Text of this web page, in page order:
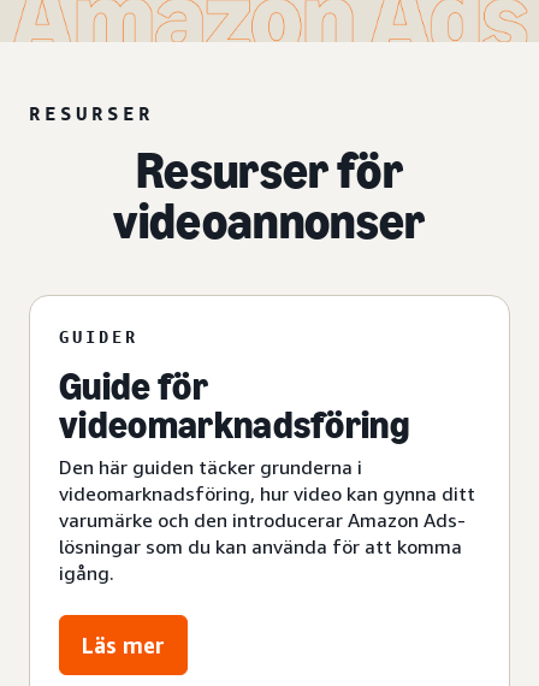
RESURSER
Resurser för
videoannonser
GUIDER
Guide för
videomarknadsföring
Den här guiden täcker grunderna i
videomarknadsföring, hur video kan gynna ditt
varumärke och den introducerar Amazon Ads-
lösningar som du kan använda för att komma
igång.
Läs mer